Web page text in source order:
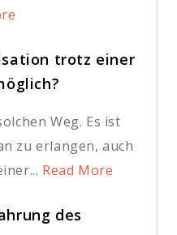
trotz einer
Weg. Es ist
zu erlangen, auch
Read More
des